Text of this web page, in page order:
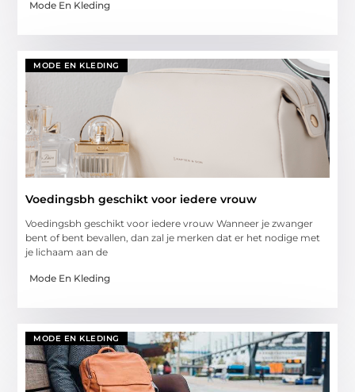
Mode En Kleding
MODE EN KLEDING
Voedingsbh geschikt voor iedere vrouw
Voedingsbh geschikt voor iedere vrouw Wanneer je zwanger
bent of bent bevallen, dan zal je merken dat er het nodige met
je lichaam aan de
Mode En Kleding
MODE EN KLEDING